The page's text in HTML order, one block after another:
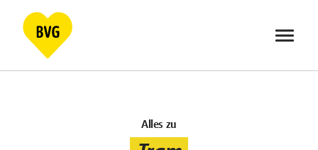
content
Alles zu